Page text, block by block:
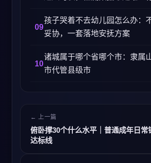
孩子哭着不去幼儿园怎么办：
妥协，一套落地安抚方案
诸城属于哪个省哪个市：隶属
市代管县级市
← 上一篇
俯卧撑30个什么水平｜普通成年日常
达标线